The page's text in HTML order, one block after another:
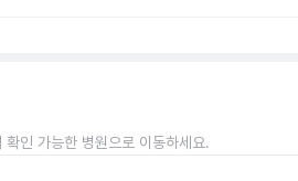
인 가능한 병원으로 이동하세요.